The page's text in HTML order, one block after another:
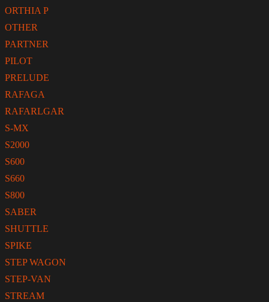
ORTHIA P
OTHER
PARTNER
PILOT
PRELUDE
RAFAGA
RAFARLGAR
S-MX
S2000
S600
S660
S800
SABER
SHUTTLE
SPIKE
STEP WAGON
STEP-VAN
STREAM